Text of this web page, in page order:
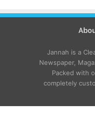
Jannah is a
Newspaper,
Packed with
completely